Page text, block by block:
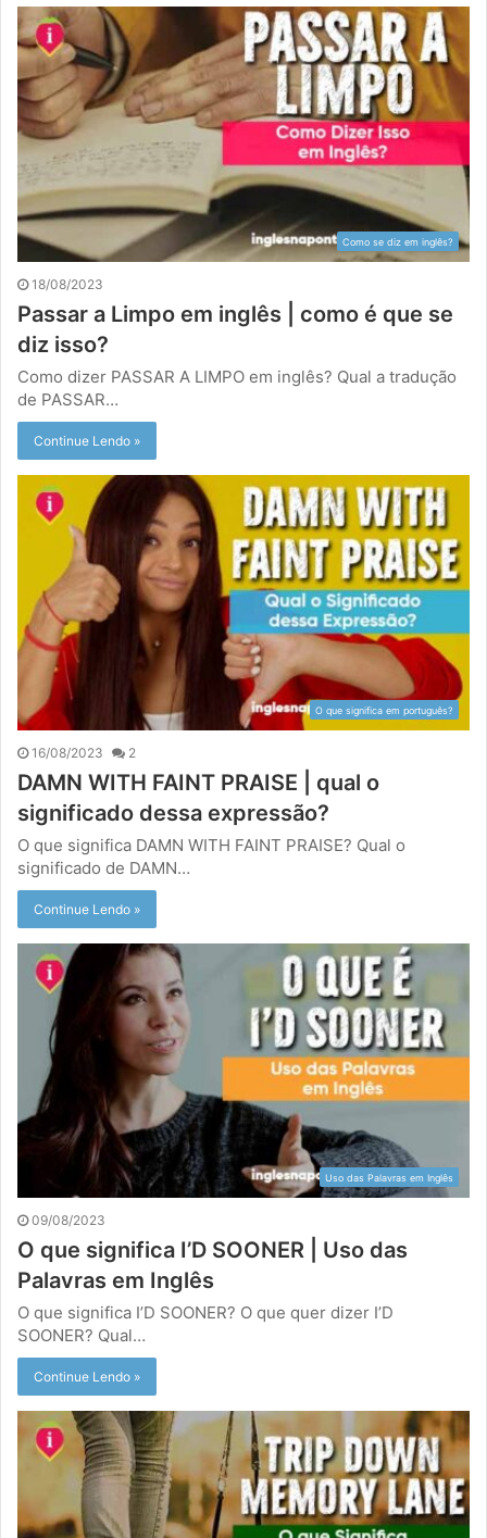
Como se diz em inglês?
18/08/2023
Passar a Limpo em inglês | como é que se
diz isso?
Como dizer PASSAR A LIMPO em inglês? Qual a tradução
de PASSAR…
Continue Lendo »
O que significa em português?
16/08/2023 2
DAMN WITH FAINT PRAISE | qual o
significado dessa expressão?
O que significa DAMN WITH FAINT PRAISE? Qual o
significado de DAMN…
Continue Lendo »
Uso das Palavras em Inglês
09/08/2023
O que significa I’D SOONER | Uso das
Palavras em Inglês
O que significa I’D SOONER? O que quer dizer I’D
SOONER? Qual…
Continue Lendo »